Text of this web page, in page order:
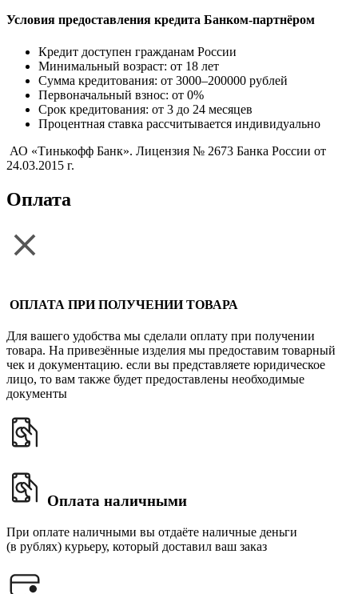
Условия предоставления кредита Банком-партнёром
Кредит доступен гражданам России
Минимальный возраст: от 18 лет
Сумма кредитования: от 3000–200000 рублей
Первоначальный взнос: от 0%
Срок кредитования: от 3 до 24 месяцев
Процентная ставка рассчитывается индивидуально
АО «Тинькофф Банк». Лицензия № 2673 Банка России от
24.03.2015 г.
Оплата
ОПЛАТА ПРИ ПОЛУЧЕНИИ ТОВАРА
Для вашего удобства мы сделали оплату при получении
товара. На привезённые изделия мы предоставим товарный
чек и документацию. если вы представляете юридическое
лицо, то вам также будет предоставлены необходимые
документы
Оплата наличными
При оплате наличными вы отдаёте наличные деньги
(в рублях) курьеру, который доставил ваш заказ